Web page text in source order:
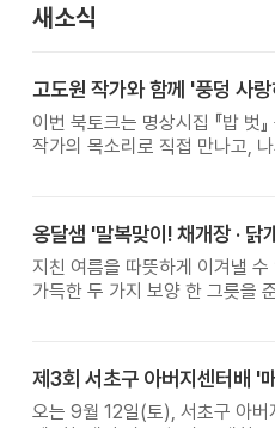
새소식
고도원 작가와 함께 '풍덩 사
이번 북토크는 명상시집 『밥 벗
작가의 목소리로 직접 만나고,
옹달샘 '말복맞이! 채개장 · 닭
지친 여름을 따뜻하게 이겨낼 수
가득한 두 가지 보양 한 그릇을
오는 9월 12일(토), 서초구 아버